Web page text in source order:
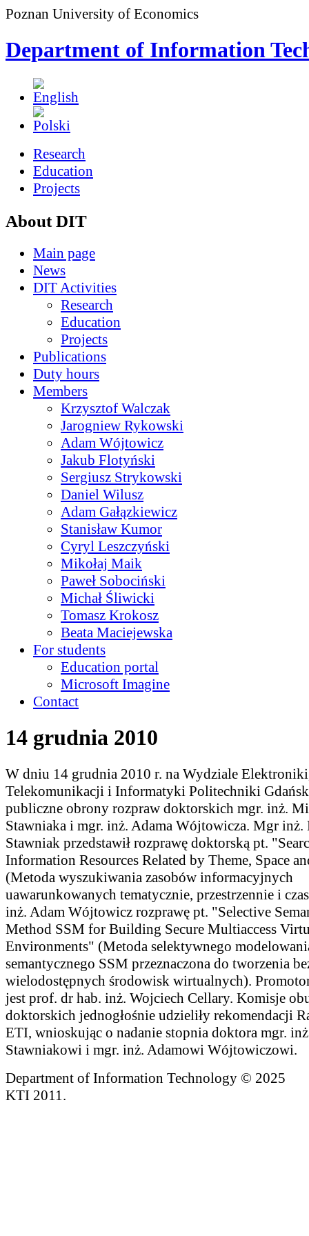
Poznan University of Economics
Department of Information
Research
Education
Projects
About DIT
Main page
News
DIT Activities
Research
Education
Projects
Publications
Duty hours
Members
Krzysztof Walczak
Jarogniew Rykowski
Adam Wójtowicz
Jakub Flotyński
Sergiusz Strykowski
Daniel Wilusz
Adam Gałązkiewicz
Stanisław Kumor
Cyryl Leszczyński
Mikołaj Maik
Paweł Sobociński
Michał Śliwicki
Tomasz Krokosz
Beata Maciejewska
For students
Education portal
Microsoft Imagine
Contact
14 grudnia 2010
W dniu 14 grudnia 2010 r. na Wydziale
Telekomunikacji i Informatyki Politechniki
publiczne obrony rozpraw doktorskich mgr. inż.
Stawniaka i mgr. inż. Adama Wójtowicza. Mgr inż.
Stawniak przedstawił rozprawę doktorską pt.
Information Resources Related by Theme, Space
(Metoda wyszukiwania zasobów informacyjnych
uawarunkowanych tematycznie, przestrzennie i
inż. Adam Wójtowicz rozprawę pt. "Selective
Method SSM for Building Secure Multiaccess
Environments" (Metoda selektywnego
semantycznego SSM przeznaczona do tworzenia
wielodostępnych środowisk wirtualnych).
jest prof. dr hab. inż. Wojciech Cellary. Komisje
doktorskich jednogłośnie udzieliły rekomendacji
ETI, wnioskując o nadanie stopnia doktora mgr.
Stawniakowi i mgr. inż. Adamowi Wójtowiczowi.
Department of Information Technology © 2025
KTI 2011.